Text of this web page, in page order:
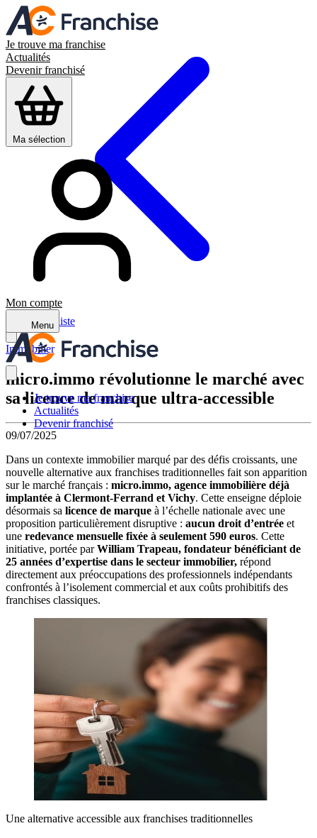
Je trouve ma franchise
Actualités
Devenir franchisé
Ma sélection
Mon compte
Menu
Je trouve ma franchise
Actualités
Devenir franchisé
Retour à la liste
Immobilier
micro.immo révolutionne le marché avec
sa licence de marque ultra-accessible
09/07/2025
Dans un contexte immobilier marqué par des défis croissants, une
nouvelle alternative aux franchises traditionnelles fait son apparition
sur le marché français : micro.immo, agence immobilière déjà
implantée à Clermont-Ferrand et Vichy. Cette enseigne déploie
désormais sa licence de marque à l’échelle nationale avec une
proposition particulièrement disruptive : aucun droit d’entrée et
une redevance mensuelle fixée à seulement 590 euros. Cette
initiative, portée parWilliam Trapeau, fondateur bénéficiant de
25 années d’expertise dans le secteur immobilier, répond
directement aux préoccupations des professionnels indépendants
confrontés à l’isolement commercial et aux coûts prohibitifs des
franchises classiques.
Une alternative accessible aux franchises traditionnelles